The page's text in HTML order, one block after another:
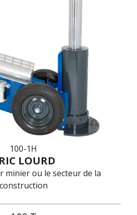
100-1H
LOURD
minier ou le secteur de la
construction